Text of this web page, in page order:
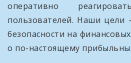
оперативно
пользователей. Наши цели
безопасности на
о по-настоящему